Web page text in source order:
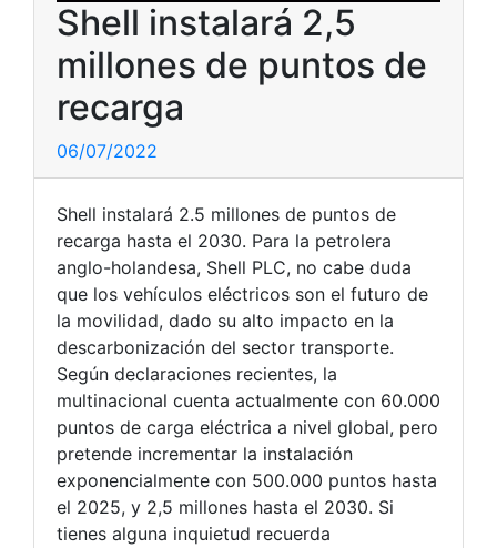
Shell instalará 2,5
millones de puntos de
recarga
06/07/2022
Shell instalará 2.5 millones de puntos de
recarga hasta el 2030. Para la petrolera
anglo-holandesa, Shell PLC, no cabe duda
que los vehículos eléctricos son el futuro de
la movilidad, dado su alto impacto en la
descarbonización del sector transporte.
Según declaraciones recientes, la
multinacional cuenta actualmente con 60.000
puntos de carga eléctrica a nivel global, pero
pretende incrementar la instalación
exponencialmente con 500.000 puntos hasta
el 2025, y 2,5 millones hasta el 2030. Si
tienes alguna inquietud recuerda